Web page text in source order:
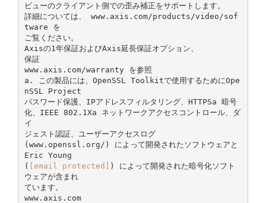
ビューのクライアント側での歪み補正をサポートします。
詳細については、 www.axis.com/products/video/sof
tware を
ご覧ください。
Axisの1年保証およびAxis延長保証オプション、
保証
www.axis.com/warranty を参照
a. この製品には、OpenSSL Toolkitで使用するためにOpe
nSSL Project
パスワード保護、IPアドレスフィルタリング、HTTPSa 暗号
化、IEEE 802.1Xa ネットワークアクセスコントロール、ダ
イ
ジェスト認証、ユーザーアクセスログ
(www.openssl.org/) によって開発されたソフトウェアと
Eric Young
( [email protected] ) によって開発された暗号化ソフト
ウェアが含まれ
ています。
www.axis.com